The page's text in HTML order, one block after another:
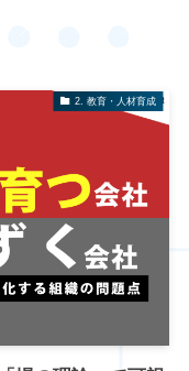
2. 教育・人材育成